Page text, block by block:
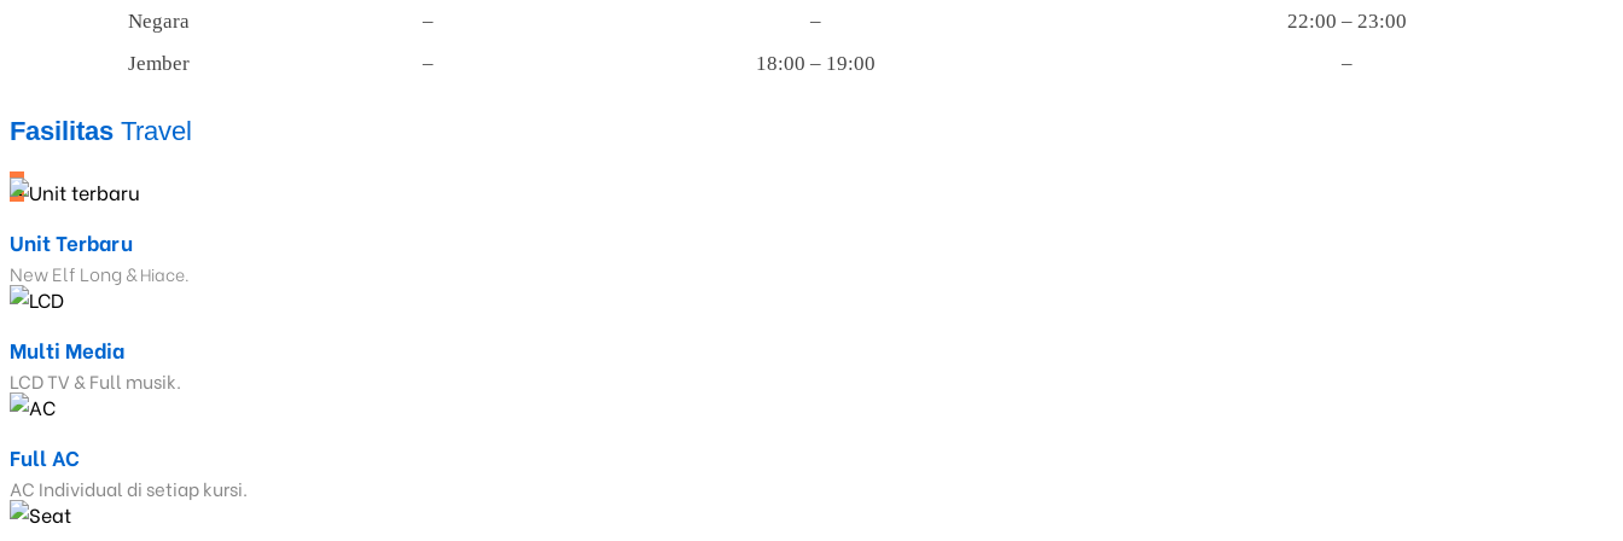
Negara – –
22:00 – 23:00
Jember
– 18:00 – 19:00 –
Fasilitas Travel
_
Unit Terbaru
New Elf Long &Hiace.
Multi Media
LCD TV & Full musik.
Full AC
AC Individual di setiap kursi.